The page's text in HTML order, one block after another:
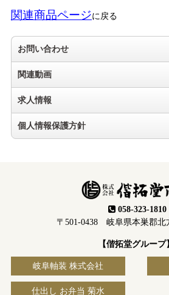
関連商品ページに戻る
お問い合わせ
関連動画
求人情報
個人情報保護方針
058-323-1810
〒501-0438 岐阜県本巣郡北
【偕拓堂グループ
岐阜軸装 株式会社
仕出し お弁当 菊水